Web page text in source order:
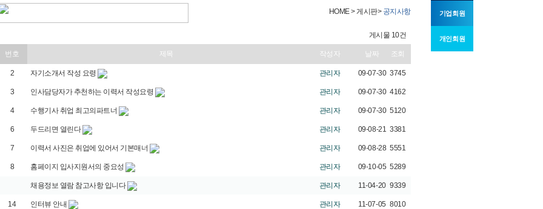
HOME > 게시판> 공지사항
게시물 10건
번호 제목 작성자 날짜 조회
2 자기소개서 작성 요령 관리자 09-07-30 3745
3 인사담당자가 추천하는 이력서 작성요령 관리자 09-07-30 4162
4 수행기사 취업 최고의파트너 관리자 09-07-30 5120
6 두드리면 열린다 관리자 09-08-21 3381
7 이력서 사진은 취업에 있어서 기본매너 관리자 09-08-28 5551
8 홈페이지 입사지원서의 중요성 관리자 09-10-05 5289
채용정보 열람 참고사항 입니다 관리자 11-04-20 9339
14 인터뷰 안내 관리자 11-07-05 8010
기업회원
개인회원